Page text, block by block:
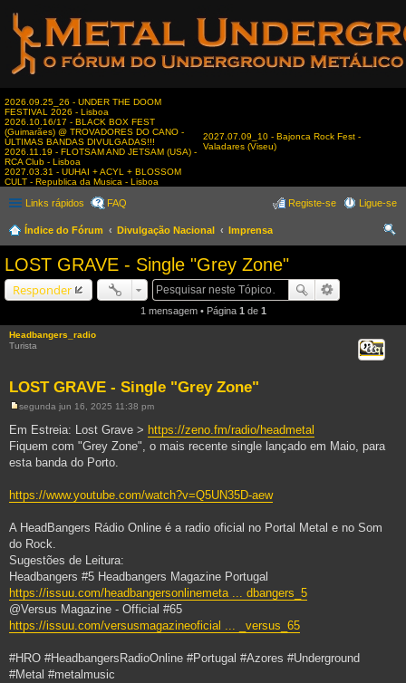
2026.09.25_26 - UNDER THE DOOM
FESTIVAL 2026 - Lisboa
2026.10.16/17 - BLACK BOX FEST
(Guimarães) @ TROVADORES DO CANO -
ÚLTIMAS BANDAS DIVULGADAS!!!
2026.11.19 - FLOTSAM AND JETSAM (USA) -
RCA Club - Lisboa
2027.03.31 - UUHAI + ACYL + BLOSSOM
CULT - Republica da Musica - Lisboa
2027.07.09_10 - Bajonca Rock Fest -
Valadares (Viseu)
Links rápidos FAQ Ligue-se
Registe-se
Índice do Fórum Divulgação Nacional
Imprensa
LOST GRAVE - Single "Grey Zone"
Responder
1 mensagem • Página 1 de 1
Headbangers_radio
Turista
LOST GRAVE - Single "Grey Zone"
Citar
n
s
a
g
m
segunda jun 16, 2025 11:38 pm
Em Estreia: Lost Grave > https://zeno.fm/radio/headmetal
Fiquem com "Grey Zone", o mais recente single lançado em Maio, para
esta banda do Porto.
https://www.youtube.com/watch?v=Q5UN35D-aew
A HeadBangers Rádio Online é a radio oficial no Portal Metal e no Som
do Rock.
Sugestões de Leitura:
Headbangers #5 Headbangers Magazine Portugal
https://issuu.com/headbangersonlinemeta ... dbangers_5
@Versus Magazine - Official #65
https://issuu.com/versusmagazineoficial ... _versus_65
#HRO #HeadbangersRadioOnline #Portugal #Azores #Underground
#Metal #metalmusic